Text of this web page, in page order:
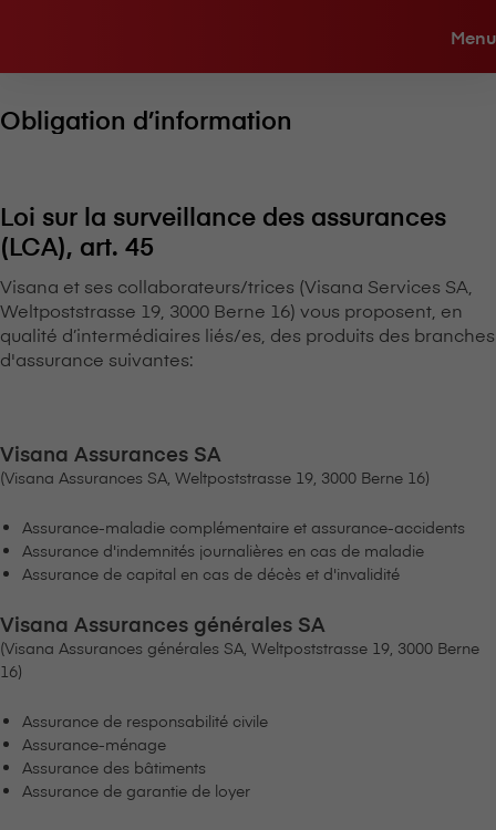
Menu
Obligation d’information
Loi sur la surveillance des assurances
(LCA), art. 45
V⁠i⁠s⁠a⁠n⁠a et ses collaborateurs/trices (V⁠i⁠s⁠a⁠n⁠a Services SA,
Weltpoststrasse 19, 3000 Berne 16) vous proposent, en
qualité d’intermédiaires liés/es, des produits des branches
d'assurance suivantes:
V⁠i⁠s⁠a⁠n⁠a Assurances SA
(V⁠i⁠s⁠a⁠n⁠a Assurances SA, Weltpoststrasse 19, 3000 Berne 16)
Assurance-maladie complémentaire et assurance-accidents
Assurance d'indemnités journalières en cas de maladie
Assurance de capital en cas de décès et d'invalidité
V⁠i⁠s⁠a⁠n⁠a Assurances générales SA
(V⁠i⁠s⁠a⁠n⁠a Assurances générales SA, Weltpoststrasse 19, 3000 Berne
16)
Assurance de responsabilité civile
Assurance-ménage
Assurance des bâtiments
Assurance de garantie de loyer